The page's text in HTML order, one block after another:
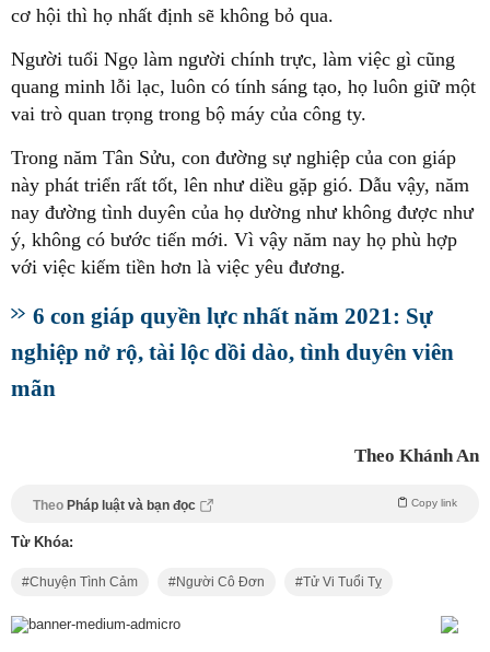
cơ hội thì họ nhất định sẽ không bỏ qua.
Người tuổi Ngọ làm người chính trực, làm việc gì cũng
quang minh lỗi lạc, luôn có tính sáng tạo, họ luôn giữ một
vai trò quan trọng trong bộ máy của công ty.
Trong năm Tân Sửu, con đường sự nghiệp của con giáp
này phát triển rất tốt, lên như diều gặp gió. Dẫu vậy, năm
nay đường tình duyên của họ dường như không được như
ý, không có bước tiến mới. Vì vậy năm nay họ phù hợp
với việc kiếm tiền hơn là việc yêu đương.
6 con giáp quyền lực nhất năm 2021: Sự
nghiệp nở rộ, tài lộc dồi dào, tình duyên viên
mãn
Theo Khánh An
Theo Pháp luật và bạn đọc Copy link
Từ Khóa:
Chuyện Tình Cảm Người Cô Đơn Tử Vi Tuổi Tỵ